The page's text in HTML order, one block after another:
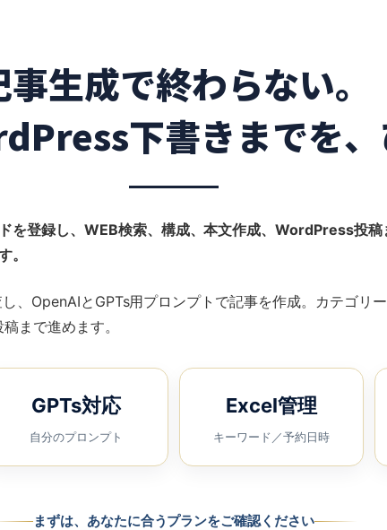
事生成で終わらない。
下書きまでを、
を登録し、WEB検索、構成、本文作成、WordPress投稿
。
、OpenAIとGPTs用プロンプトで記事を作成。カテゴリ
まで進めます。
GPTs対応
自分のプロンプト
Excel管理
キーワード／予約日時
まずは、あなたに合うプランをご確認ください